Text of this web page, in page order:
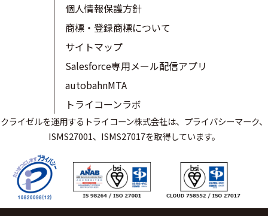
個人情報保護方針
商標・登録商標について
サイトマップ
Salesforce専用メール配信アプリ
autobahnMTA
トライコーンラボ
クライゼルを運用するトライコーン株式会社は、プライバシーマーク、
ISMS27001、ISMS27017を取得しています。